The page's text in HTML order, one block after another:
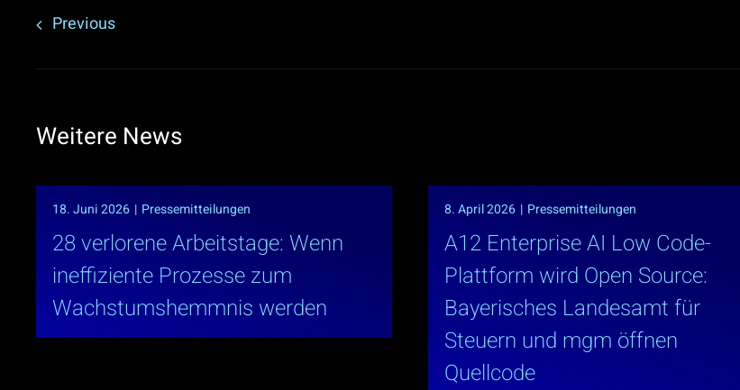
Previous
Weitere News
18. Juni 2026 | Pressemitteilungen
28 verlorene Arbeitstage: Wenn
ineffiziente Prozesse zum
Wachstumshemmnis werden
8. April 2026 | Pressemitteilungen
A12 Enterprise AI Low Code-
Plattform wird Open Source:
Bayerisches Landesamt für
Steuern und mgm öffnen
Quellcode